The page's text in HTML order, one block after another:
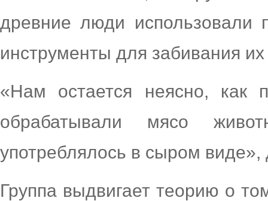
древние люди использовали
инструменты для забивания
«Нам остается неясно,
обрабатывали мясо
употреблялось в сыром виде»,
Группа выдвигает теорию о